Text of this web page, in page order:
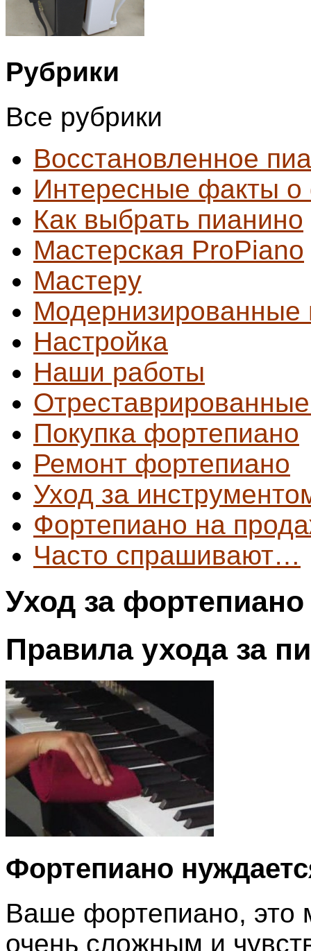
Рубрики
Все рубрики
Восстановленное
Интересные факты о
Как выбрать пианино
Мастерская ProPiano
Мастеру
Модернизированные
Настройка
Наши работы
Покупка фортепиано
Ремонт фортепиано
Уход за
Фортепиано на
Часто спрашивают…
Уход за фортепиано
Правила ухода за
Фортепиано
Ваше фортепиано, это
очень сложным и